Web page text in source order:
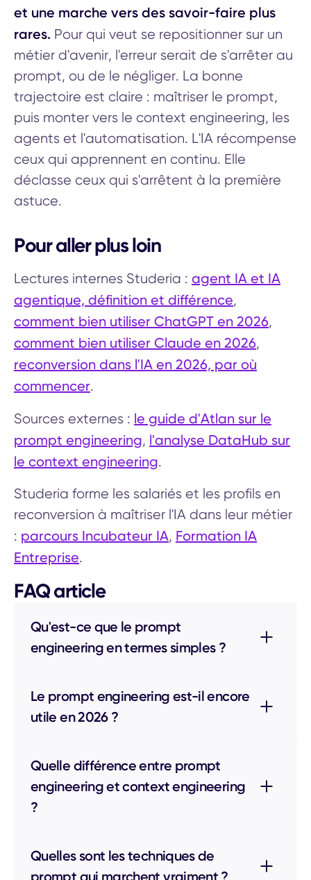
et une marche vers des savoir-faire plus
rares. Pour qui veut se repositionner sur un
métier d'avenir, l'erreur serait de s'arrêter au
prompt, ou de le négliger. La bonne
trajectoire est claire : maîtriser le prompt,
puis monter vers le context engineering, les
agents et l'automatisation. L'IA récompense
ceux qui apprennent en continu. Elle
déclasse ceux qui s'arrêtent à la première
astuce.
Pour aller plus loin
Lectures internes Studeria : agent IA et IA
agentique, définition et différence,
comment bien utiliser ChatGPT en 2026,
comment bien utiliser Claude en 2026,
reconversion dans l'IA en 2026, par où
commencer.
Sources externes : le guide d'Atlan sur le
prompt engineering, l'analyse DataHub sur
le context engineering.
Studeria forme les salariés et les profils en
reconversion à maîtriser l'IA dans leur métier
: parcours Incubateur IA, Formation IA
Entreprise.
FAQ article
Qu'est-ce que le prompt
engineering en termes simples ?
Le prompt engineering est-il encore
utile en 2026 ?
Quelle différence entre prompt
engineering et context engineering
?
Quelles sont les techniques de
prompt qui marchent vraiment ?